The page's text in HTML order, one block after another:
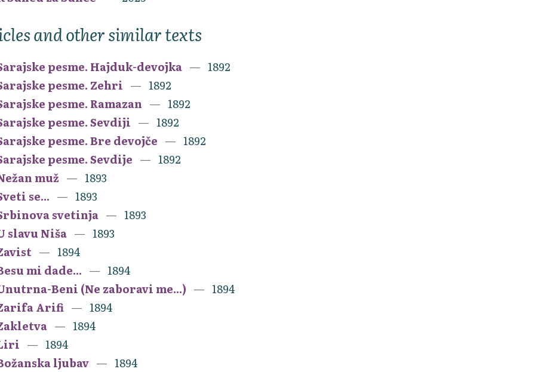
and other similar texts
pesme. Hajduk-devojka
1892
pesme. Zehri
1892
pesme. Ramazan
1892
pesme. Sevdiji
1892
pesme. Bre devojče
1892
pesme. Sevdije
1892
muž
1893
se...
1893
svetinja
1893
slavu Niša
1893
1894
mi dade...
1894
Beni (Ne zaboravi me...)
1894
Arifi
1894
1894
1894
ljubav
1894